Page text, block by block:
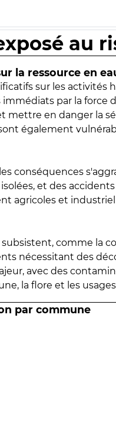
au
la ressource en
sur les activités
par la force
mettre en danger la
également
conséquences
et des
agricoles et
comme la
nécessitant des
avec des
la flore et les
par commune